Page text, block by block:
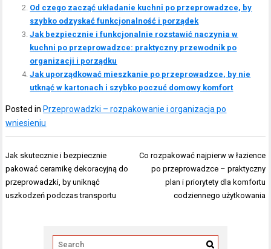
Od czego zacząć układanie kuchni po przeprowadzce, by
szybko odzyskać funkcjonalność i porządek
Jak bezpiecznie i funkcjonalnie rozstawić naczynia w
kuchni po przeprowadzce: praktyczny przewodnik po
organizacji i porządku
Jak uporządkować mieszkanie po przeprowadzce, by nie
utknąć w kartonach i szybko poczuć domowy komfort
Posted in Przeprowadzki – rozpakowanie i organizacja po
wniesieniu
Nawigacja
wpisu
Jak skutecznie i bezpiecznie
pakować ceramikę dekoracyjną do
przeprowadzki, by uniknąć
uszkodzeń podczas transportu
Co rozpakować najpierw w łazience
po przeprowadzce – praktyczny
plan i priorytety dla komfortu
codziennego użytkowania